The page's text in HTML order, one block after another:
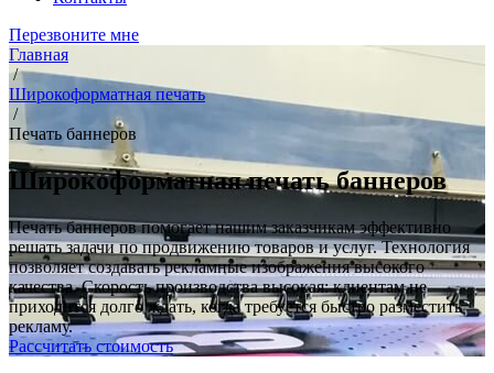
Перезвоните мне
Главная
/
Широкоформатная печать
/
Печать баннеров
Широкоформатная печать баннеров
Печать баннеров помогает нашим заказчикам эффективно
решать задачи по продвижению товаров и услуг. Технология
позволяет создавать рекламные изображения высокого
качества. Скорость производства высокая: клиентам не
приходится долго ждать, когда требуется быстро разместить
рекламу.
Рассчитать стоимость